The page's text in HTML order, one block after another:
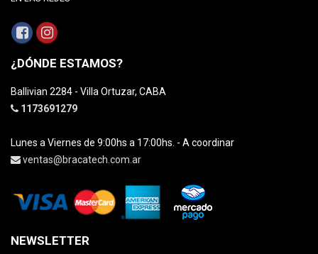
¿DÓNDE ESTAMOS?
Ballivian 2284 - Villa Ortuzar, CABA
1173691279
Lunes a Viernes de 9:00hs a 17:00hs. - A coordinar
ventas@bracatech.com.ar
NEWSLETTER